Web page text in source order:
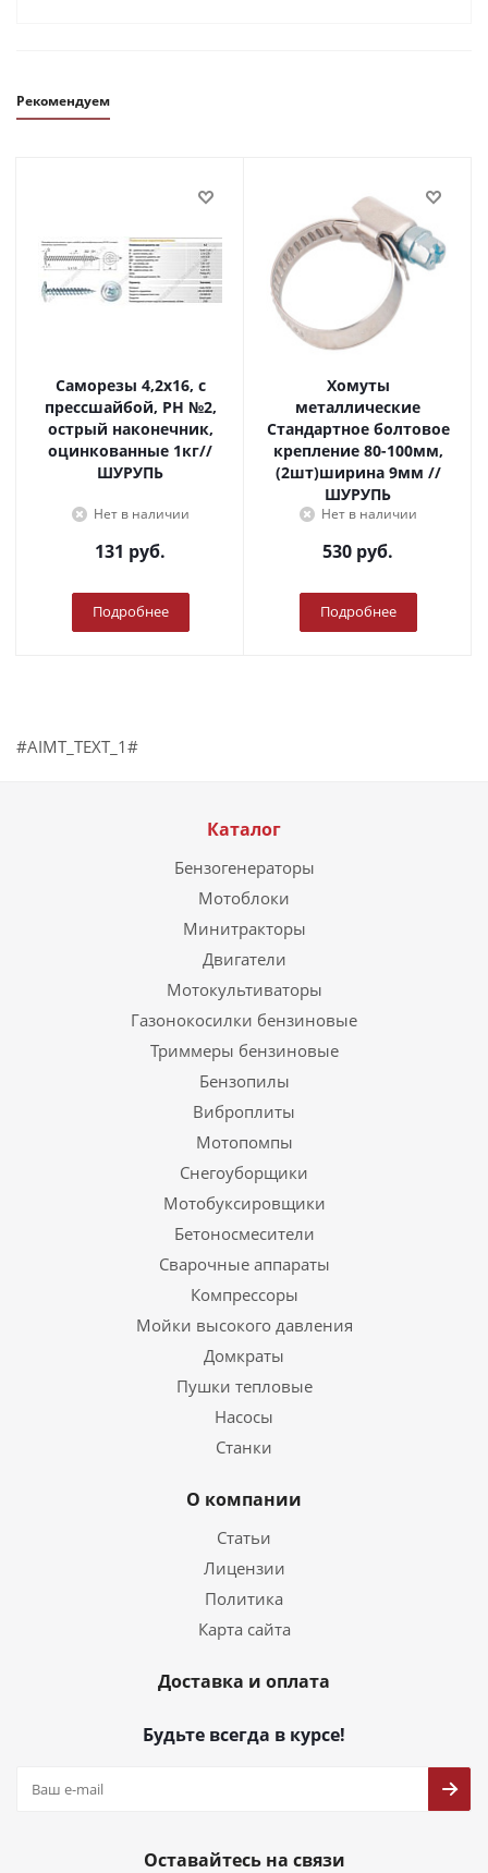
Рекомендуем
Саморезы 4,2х16, с
прессшайбой, PH №2,
острый наконечник,
оцинкованные 1кг//
ШУРУПЬ
Нет в наличии
131 руб.
Подробнее
Хомуты
металлические
Стандартное болтовое
крепление 80-100мм,
(2шт)ширина 9мм //
ШУРУПЬ
Нет в наличии
530 руб.
Подробнее
#AIMT_TEXT_1#
Каталог
Бензогенераторы
Мотоблоки
Минитракторы
Двигатели
Мотокультиваторы
Газонокосилки бензиновые
Триммеры бензиновые
Бензопилы
Виброплиты
Мотопомпы
Снегоуборщики
Мотобуксировщики
Бетоносмесители
Сварочные аппараты
Компрессоры
Мойки высокого давления
Домкраты
Пушки тепловые
Насосы
Станки
О компании
Статьи
Лицензии
Политика
Карта сайта
Доставка и оплата
Будьте всегда в курсе!
Оставайтесь на связи